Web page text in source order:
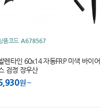
품코드 A678567
렌타인 60x14 자동FRP 미색 바이어
검정 장우산
원